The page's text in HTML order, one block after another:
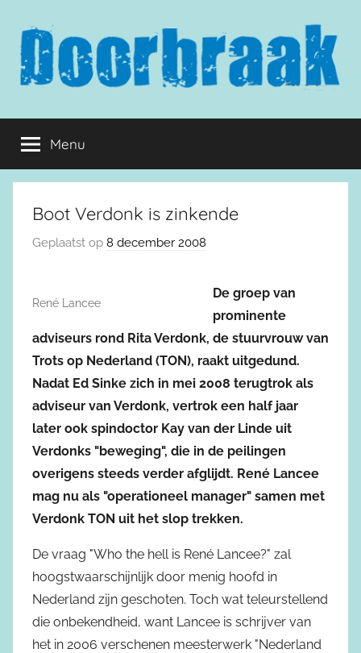
inhoud
springen
Doorbraak.eu
Menu
Boot Verdonk is zinkende
Geplaatst op 8 december 2008
René Lancee
De groep van
prominente
adviseurs rond Rita Verdonk, de stuurvrouw van
Trots op Nederland (TON), raakt uitgedund.
Nadat Ed Sinke zich in mei 2008 terugtrok als
adviseur van Verdonk, vertrok een half jaar
later ook spindoctor Kay van der Linde uit
Verdonks "beweging", die in de peilingen
overigens steeds verder afglijdt. René Lancee
mag nu als "operationeel manager" samen met
Verdonk TON uit het slop trekken.
De vraag "Who the hell is René Lancee?" zal
hoogstwaarschijnlijk door menig hoofd in
Nederland zijn geschoten. Toch wat teleurstellend
die onbekendheid, want Lancee is schrijver van
het in 2006 verschenen meesterwerk "Nederland